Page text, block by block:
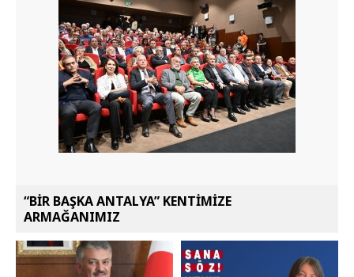
“BİR BAŞKA ANTALYA” KENTİMİZE
ARMAĞANIMIZ